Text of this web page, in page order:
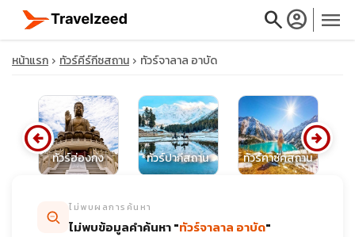
searchaccount_circle menu
close
หน้าแรก ทัวร์คีร์กีซสถาน ทัวร์จาลาล อาบัด
ทัวร์ฮ่องกง ทัวร์ปากีสถาน ทัวร์คาซัคสถาน
arrow_circle_left arrow_circle_right
ไม่พบผลการค้นหา
ไม่พบข้อมูลคำค้นหา "ทัวร์จาลาล อาบัด"